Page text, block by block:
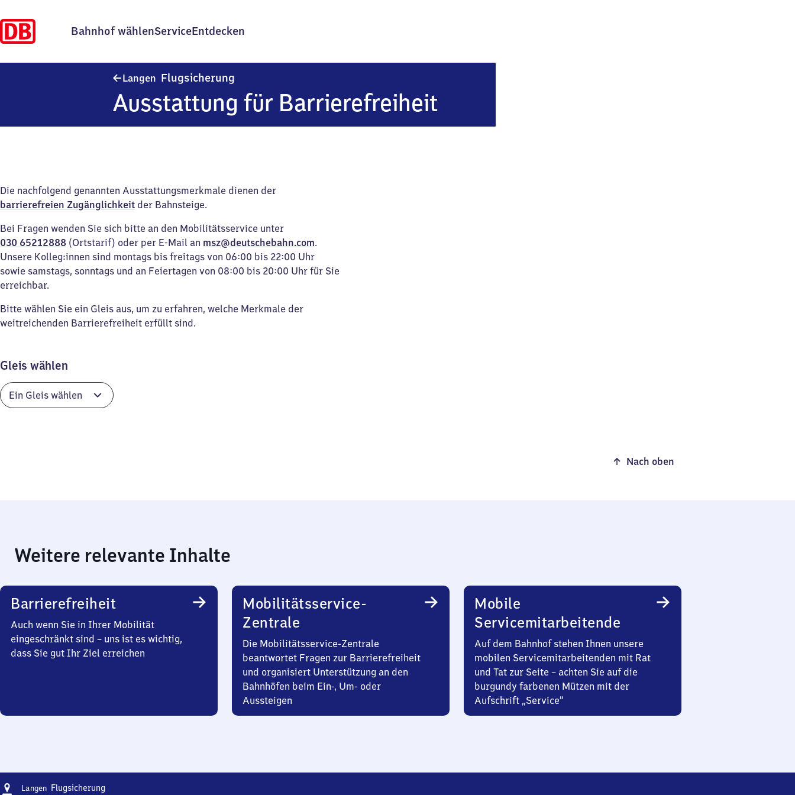
Bahnhof wählenServiceEntdecken
Langen Flugsicherung
Ausstattung für Barrierefreiheit
Die nachfolgend genannten Ausstattungsmerkmale dienen der
barrierefreien Zugänglichkeit der Bahnsteige.
Bei Fragen wenden Sie sich bitte an den Mobilitätsservice unter
030 65212888 (Ortstarif) oder per E-Mail an msz@deutschebahn.com.
Unsere Kolleg:innen sind montags bis freitags von 06:00 bis 22:00 Uhr
sowie samstags, sonntags und an Feiertagen von 08:00 bis 20:00 Uhr für Sie
erreichbar.
Bitte wählen Sie ein Gleis aus, um zu erfahren, welche Merkmale der
weitreichenden Barrierefreiheit erfüllt sind.
Gleis wählen
Nach oben
Weitere relevante Inhalte
Barrierefreiheit
Auch wenn Sie in Ihrer Mobilität
eingeschränkt sind – uns ist es wichtig,
dass Sie gut Ihr Ziel erreichen
Mobilitätsservice-
Zentrale
Die Mobilitätsservice-Zentrale
beantwortet Fragen zur Barrierefreiheit
und organisiert Unterstützung an den
Bahnhöfen beim Ein-, Um- oder
Aussteigen
Mobile
Servicemitarbeitende
Auf dem Bahnhof stehen Ihnen unsere
mobilen Servicemitarbeitenden mit Rat
und Tat zur Seite – achten Sie auf die
burgundy farbenen Mützen mit der
Aufschrift „Service“
Adresse
Langen FlugsicherungLangen-